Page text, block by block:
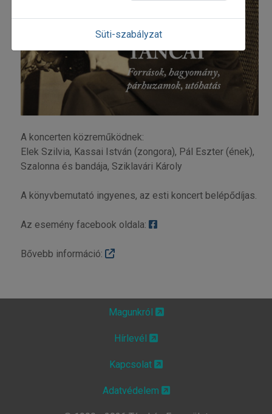
A koncerten közreműködnek:
Elek Szilvia, Kassai István (zongora), Pál Eszter (ének),
Szalonna és bandája, Sziklavári Károly
A könyvbemutató ingyenes, az esti koncert belépődíjas.
Az esemény facebook oldala:
Bővebb információ:
Süti-szabályzat
Magunkról
Hírlevél
Kapcsolat
Adatvédelem